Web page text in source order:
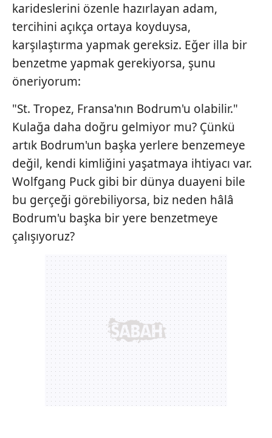
karideslerini özenle hazırlayan adam,
tercihini açıkça ortaya koyduysa,
karşılaştırma yapmak gereksiz. Eğer illa bir
benzetme yapmak gerekiyorsa, şunu
öneriyorum:
"St. Tropez, Fransa'nın Bodrum'u olabilir."
Kulağa daha doğru gelmiyor mu? Çünkü
artık Bodrum'un başka yerlere benzemeye
değil, kendi kimliğini yaşatmaya ihtiyacı var.
Wolfgang Puck gibi bir dünya duayeni bile
bu gerçeği görebiliyorsa, biz neden hâlâ
Bodrum'u başka bir yere benzetmeye
çalışıyoruz?